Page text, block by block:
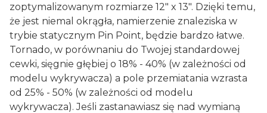
zoptymalizowanym rozmiarze 12" x 13". Dzięki temu,
że jest niemal okrągła, namierzenie znaleziska w
trybie statycznym Pin Point, będzie bardzo łatwe.
Tornado, w porównaniu do Twojej standardowej
cewki, sięgnie głębiej o 18% - 40% (w zależności od
modelu wykrywacza) a pole przemiatania wzrasta
od 25% - 50% (w zależności od modelu
wykrywacza). Jeśli zastanawiasz się nad wymianą